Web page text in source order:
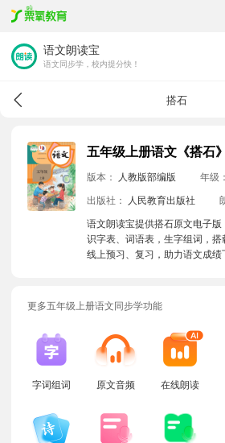
语文朗读宝
语文同步学，校内提分快！
搭石
版本： 人教版部编版 年级：
出版社：
人民教育出版社
语文朗读宝提供搭石原文电子版
识字表、词语表，生字组词，
线上预习、复习，助力语文成绩
更多五年级上册语文同步学功能
字词组词 原文音频 在线朗读